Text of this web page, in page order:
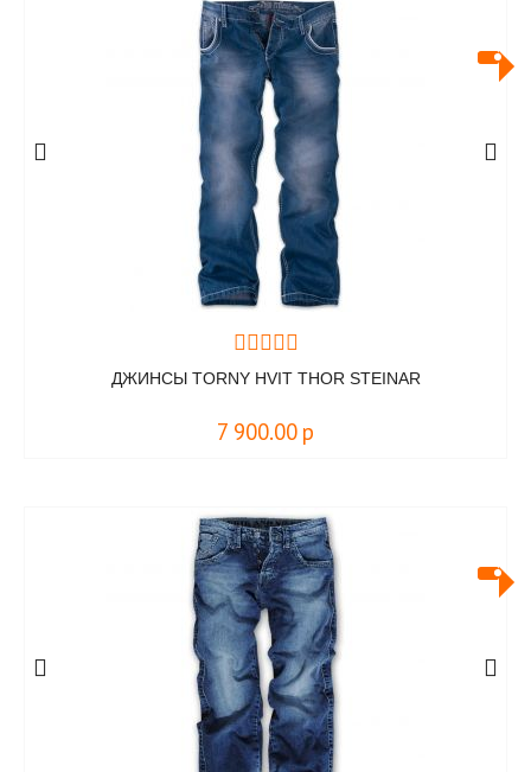
ДЖИНСЫ TORNY HVIT THOR STEINAR
7 900.00 р